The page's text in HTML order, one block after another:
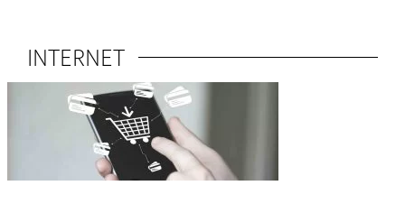
INTERNET